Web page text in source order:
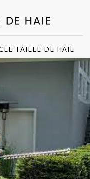
TAILLE DE HAIE